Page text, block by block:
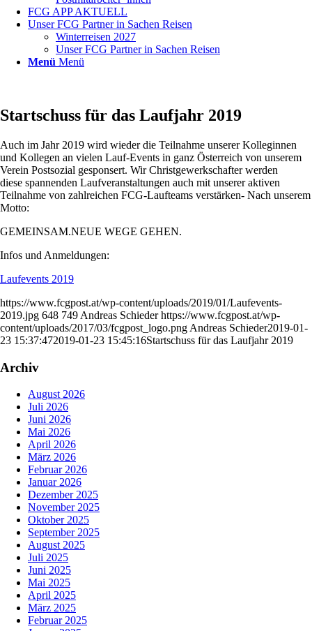
FCG APP AKTUELL
Unser FCG Partner in Sachen Reisen
Winterreisen 2027
Unser FCG Partner in Sachen Reisen
Menü Menü
Startschuss für das Laufjahr 2019
Auch im Jahr 2019 wird wieder die Teilnahme unserer Kolleginnen
und Kollegen an vielen Lauf-Events in ganz Österreich von unserem
Verein Postsozial gesponsert. Wir Christgewerkschafter werden
diese spannenden Laufveranstaltungen auch mit unserer aktiven
Teilnahme von zahlreichen FCG-Laufteams verstärken- Nach unserem
Motto:
GEMEINSAM.NEUE WEGE GEHEN.
Infos und Anmeldungen:
Laufevents 2019
https://www.fcgpost.at/wp-content/uploads/2019/01/Laufevents-
2019.jpg 648 749 Andreas Schieder https://www.fcgpost.at/wp-
content/uploads/2017/03/fcgpost_logo.png Andreas Schieder2019-01-
23 15:37:472019-01-23 15:45:16Startschuss für das Laufjahr 2019
Archiv
August 2026
Juli 2026
Juni 2026
Mai 2026
April 2026
März 2026
Februar 2026
Januar 2026
Dezember 2025
November 2025
Oktober 2025
September 2025
August 2025
Juli 2025
Juni 2025
Mai 2025
April 2025
März 2025
Februar 2025